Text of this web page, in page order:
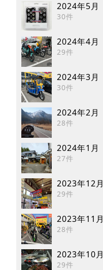
2024年5月
30件
2024年4月
29件
2024年3月
30件
2024年2月
28件
2024年1月
27件
2023年12月
29件
2023年11月
28件
2023年10月
29件